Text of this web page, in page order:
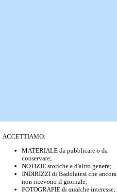
ACCETTIAMO:
MATERIALE da pubblicare o da
conservare;
NOTIZIE storiche e d'altro genere;
INDIRIZZI di Badolatesi che ancora
non ricevono il giornale;
FOTOGRAFIE di qualche interesse;